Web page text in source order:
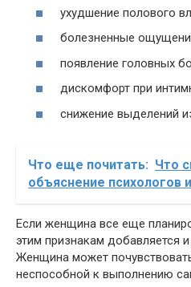
ухудшение полового
болезненные
появление головных
дискомфорт при
снижение выделений
Что еще почитать: Что
объяснение психологов
Если женщина все еще
этим признакам добавляется
Женщина может
неспособной к выполнению